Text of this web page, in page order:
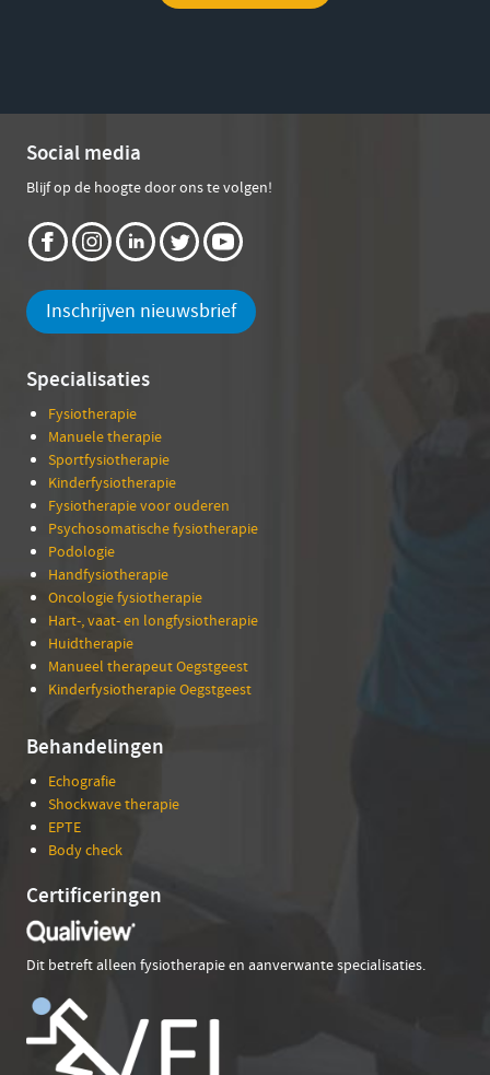
Social media
Blijf op de hoogte door ons te volgen!
Inschrijven nieuwsbrief
Specialisaties
Fysiotherapie
Manuele therapie
Sportfysiotherapie
Kinderfysiotherapie
Fysiotherapie voor ouderen
Psychosomatische fysiotherapie
Podologie
Handfysiotherapie
Oncologie fysiotherapie
Hart-, vaat- en longfysiotherapie
Huidtherapie
Manueel therapeut Oegstgeest
Kinderfysiotherapie Oegstgeest
Behandelingen
Echografie
Shockwave therapie
EPTE
Body check
Certificeringen
Dit betreft alleen fysiotherapie en aanverwante specialisaties.